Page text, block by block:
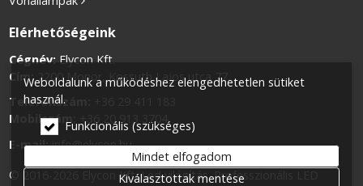
Elérhetőségeink
Cégnév:Elycon Kft.
Cím:2200 Monor, Kossuth Lajos utca 77.
Telefonszám:
Mobilszám:
+36 20 913 3704
E-mail: info@elycon.hu
© 2016-2026 Elycon Kft. Led világítás. Professzionális LED
Weboldalunk a működéshez elengedhetetlen sütiket
használ.
Funkcionális (szükséges)
Mindet elfogadom
Kiválasztottak mentése